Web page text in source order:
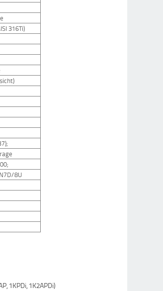
316Ti)
8U
1KPDi, 1K2APDi)